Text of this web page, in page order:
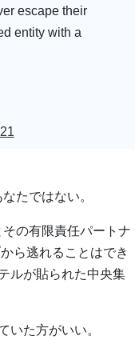
escape their
entity with a
たではない。
の有限責任パートナ
ら逃れることはでき
ルが貼られた中央集
いた方がいい。